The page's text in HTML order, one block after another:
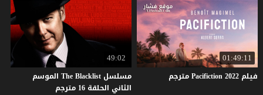
01:49:11
فيلم Pacifiction2022 مترجم
49:02
مسلسل The Blacklist الموسم
الثاني الحلقة 16 مترجم